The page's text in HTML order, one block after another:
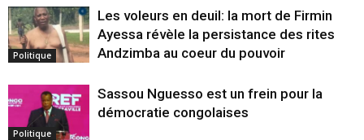
Politique
Les voleurs en deuil: la mort de Firmin
Ayessa révèle la persistance des rites
Andzimba au coeur du pouvoir
Politique
Sassou Nguesso est un frein pour la
démocratie congolaises